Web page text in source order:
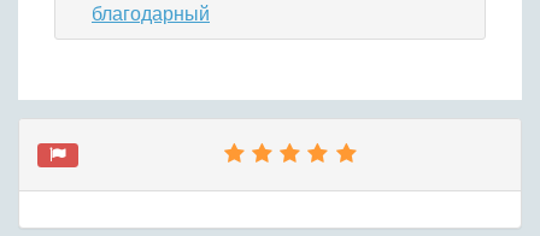
благодарный